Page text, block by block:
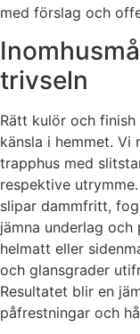
med förslag och
trivseln
Rätt kulör och
känsla i hemmet. Vi
trapphus med
respektive
slipar dammfritt,
jämna underlag
helmatt eller
och glansgrader
Resultatet blir en
påfrestningar och